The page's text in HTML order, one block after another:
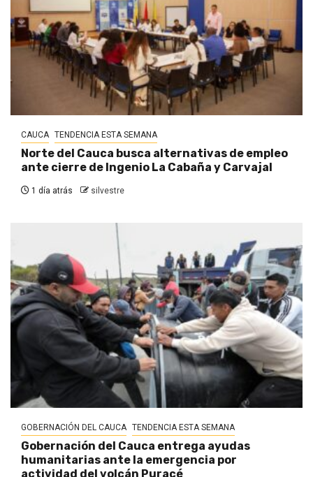
CAUCA TENDENCIA ESTA SEMANA
Norte del Cauca busca alternativas de empleo
ante cierre de Ingenio La Cabaña y Carvajal
1 día atrás silvestre
GOBERNACIÓN DEL CAUCA TENDENCIA ESTA SEMANA
Gobernación del Cauca entrega ayudas
humanitarias ante la emergencia por
actividad del volcán Puracé